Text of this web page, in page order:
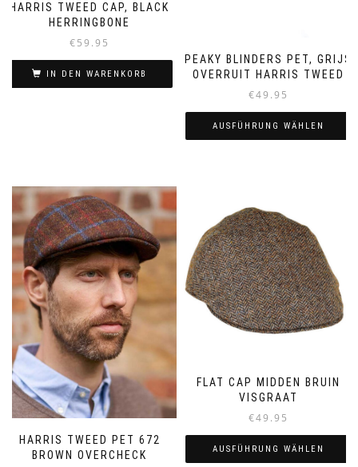
HARRIS TWEED CAP, BLACK
HERRINGBONE
€59.95
IN DEN WARENKORB
PEAKY BLINDERS PET, GRIJS
OVERRUIT HARRIS TWEED
€49.95
AUSFÜHRUNG WÄHLEN
Varianten
auf.
Die
Optionen
können
auf
der
Produktseite
HARRIS TWEED PET 672
BROWN OVERCHECK
FLAT CAP MIDDEN BRUIN
VISGRAAT
€49.95
AUSFÜHRUNG WÄHLEN